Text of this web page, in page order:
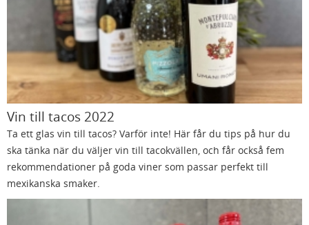
Vin till tacos 2022
Ta ett glas vin till tacos? Varför inte! Här får du tips på hur du
ska tänka när du väljer vin till tacokvällen, och får också fem
rekommendationer på goda viner som passar perfekt till
mexikanska smaker.